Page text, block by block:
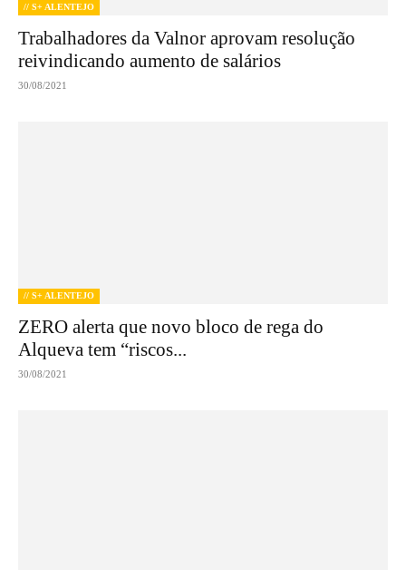
// S+ ALENTEJO
Trabalhadores da Valnor aprovam resolução
reivindicando aumento de salários
30/08/2021
// S+ ALENTEJO
ZERO alerta que novo bloco de rega do
Alqueva tem “riscos...
30/08/2021